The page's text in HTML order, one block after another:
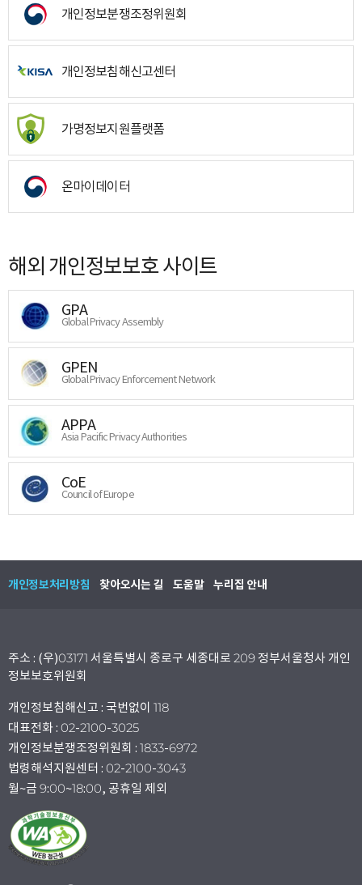
개인정보분쟁조정위원회
개인정보침해신고센터
가명정보지원플랫폼
온마이데이터
해외 개인정보보호 사이트
GPA
Global Privacy Assembly
GPEN
Global Privacy Enforcement Network
APPA
Asia Pacific Privacy Authorities
CoE
Council of Europe
개인정보처리방침 찾아오시는 길 도움말 누리집 안내
주소 : (우)03171 서울특별시 종로구 세종대로 209 정부서울청사 개인
정보보호위원회
개인정보침해신고 : 국번없이 118
대표전화 : 02-2100-3025
개인정보분쟁조정위원회 : 1833-6972
법령해석지원센터 : 02-2100-3043
월~금 9:00~18:00, 공휴일 제외